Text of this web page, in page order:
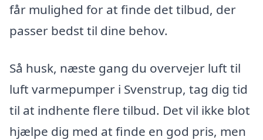
får mulighed for at finde det tilbud, der
passer bedst til dine behov.
Så husk, næste gang du overvejer luft til
luft varmepumper i Svenstrup, tag dig tid
til at indhente flere tilbud. Det vil ikke blot
hjælpe dig med at finde en god pris, men